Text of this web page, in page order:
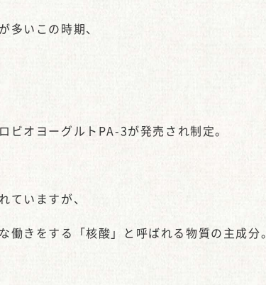
いこの時期、
オヨーグルトPA-3が発売され制定。
いますが、
きをする「核酸」と呼ばれる物質の主成分。